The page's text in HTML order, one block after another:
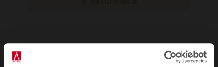
Capítulo 4 - Luz natural para cuidar de las